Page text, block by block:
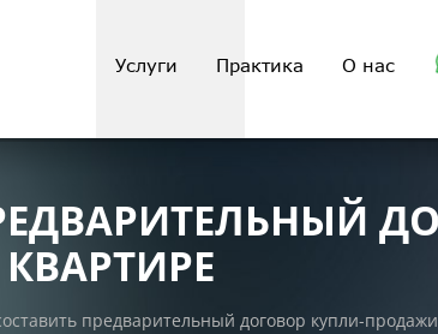
Услуги Практика О нас
предварительный договор купли-